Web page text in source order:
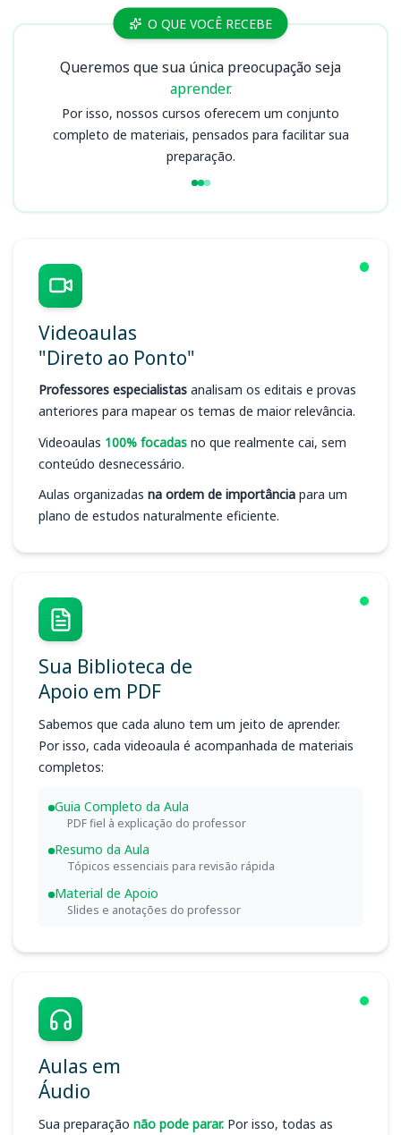
Cursos O QUE VOCÊ RECEBE
Queremos que sua única preocupação seja
aprender.
Por isso, nossos cursos oferecem um conjunto
completo de materiais, pensados para facilitar sua
preparação.
Videoaulas
"Direto ao Ponto"
Professores especialistas analisam os editais e provas
anteriores para mapear os temas de maior relevância.
Videoaulas 100% focadas no que realmente cai, sem
conteúdo desnecessário.
Aulas organizadas na ordem de importância para um
plano de estudos naturalmente eficiente.
Sua Biblioteca de
Apoio em PDF
Sabemos que cada aluno tem um jeito de aprender.
Por isso, cada videoaula é acompanhada de materiais
completos:
Guia Completo da Aula
PDF fiel à explicação do professor
Resumo da Aula
Tópicos essenciais para revisão rápida
Material de Apoio
Slides e anotações do professor
Aulas em
Áudio
Sua preparação não pode parar. Por isso, todas as